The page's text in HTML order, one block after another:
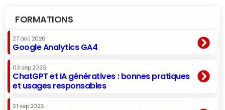
FORMATIONS
27 aoû 2026
Google Analytics GA4
03 sep 2026
ChatGPT et IA génératives : bonnes pratiques
et usages responsables
21 sep 2026